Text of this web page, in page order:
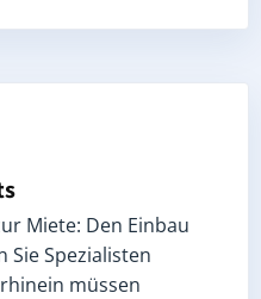
Miete: Den Einbau
Sie Spezialisten
müssen